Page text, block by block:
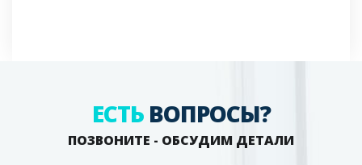
ЕСТЬ ВОПРОСЫ?
ПОЗВОНИТЕ - ОБСУДИМ ДЕТАЛИ